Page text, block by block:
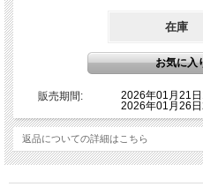
の場合、録画視聴となりますので
・事前にZOOM承認申請ができな
・ZOOMの設定が不安な方
また、オンラインワークショップ
メールアドレスがない方など、メ
込みを控えてください。恐れ入り
びZOOM登録設定の方法について
了承ください。
在庫
販売期間:
2026年01月21
2026年01月26
返品についての詳細はこちら